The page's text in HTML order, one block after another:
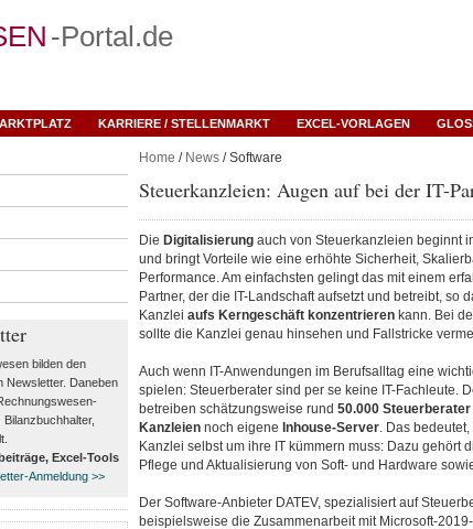
-Portal.de
KARRIERE / STELLENMARKT EXCEL-VORLAGEN
Home / News/ Software
Steuerkanzleien: Augen auf bei der IT-
Die Digitalisierung auch von Steuerkanzleien beginnt
und bringt Vorteile wie eine erhöhte Sicherheit,
Performance. Am einfachsten gelingt das mit einem
Partner, der die IT-Landschaft aufsetzt und betreibt, so
Kanzlei aufs Kerngeschäft konzentrierenkann. Bei
sollte die Kanzlei genau hinsehen und Fallstricke
Auch wenn IT-Anwendungen im Berufsalltag eine
spielen: Steuerberater sind per se keine IT-Fachleute.
betreiben schätzungsweise rund 50.000 Steuerberater
Kanzleiennoch eigene Inhouse-Server. Das
Kanzlei selbst um ihre IT kümmern muss: Dazu gehört
Pflege und Aktualisierung von Soft- und Hardware
Der Software-Anbieter DATEV, spezialisiert auf
beispielsweise die Zusammenarbeit mit Microsoft-
bilden den
Newsletter. Daneben
Excel-Tools
Anmeldung >>